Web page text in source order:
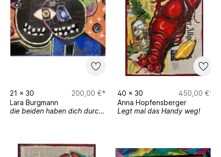
21 x 30
200,00 €*
Lara Burgmann
die beiden haben dich durchschaut
40 x 30
450,00 €*
Anna Hopfensberger
Legt mal das Handy weg!